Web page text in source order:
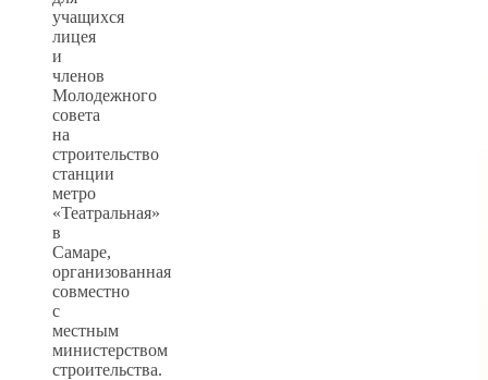
учащихся
лицея
и
членов
Молодежного
совета
на
строительство
станции
метро
«Театральная»
в
Самаре,
организованная
совместно
с
местным
министерством
строительства.